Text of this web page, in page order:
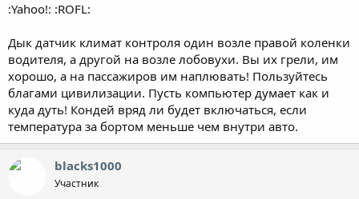
:Yahoo!: :ROFL:
Дык датчик климат контроля один возле правой коленки
водителя, а другой на возле лобовухи. Вы их грели, им
хорошо, а на пассажиров им наплювать! Пользуйтесь
благами цивилизации. Пусть компьютер думает как и
куда дуть! Кондей вряд ли будет включаться, если
температура за бортом меньше чем внутри авто.
blacks1000
Участник